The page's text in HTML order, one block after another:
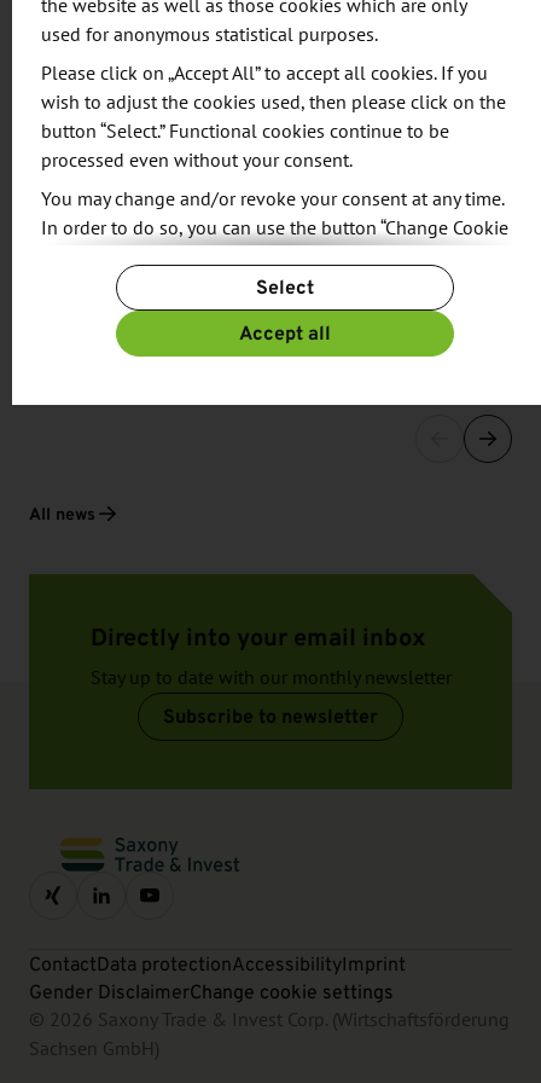
Share:
RELATED NEWS
Über 100 Neueinstellungen bei Preh Car
Connect in Dresden
07/31/2017
Dreistelliges Wachstum bei dem Dresdner
All news
Directly into your email inbox
Stay up to date with our monthly newsletter
Subscribe to newsletter
ContactData protectionAccessibilityImprint
Gender DisclaimerChange cookie settings
© 2026 Saxony Trade & Invest Corp. (Wirtschaftsförderung
Sachsen GmbH)
the website as well as those cookies which are only
used for anonymous statistical purposes.
Please click on „Accept All” to accept all cookies. If you
wish to adjust the cookies used, then please click on the
button “Select.” Functional cookies continue to be
processed even without your consent.
You may change and/or revoke your consent at any time.
In order to do so, you can use the button “Change Cookie
For more information, please see our
Privacy Policy.
Additional information can be found in our
Imprint
Select
Accept all